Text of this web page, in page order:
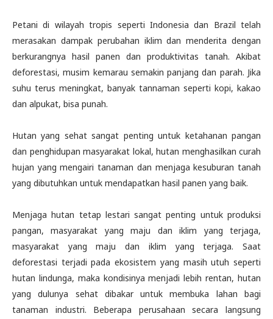
Petani di wilayah tropis seperti Indonesia dan Brazil telah
merasakan dampak perubahan iklim dan menderita dengan
berkurangnya hasil panen dan produktivitas tanah. Akibat
deforestasi, musim kemarau semakin panjang dan parah. Jika
suhu terus meningkat, banyak tannaman seperti kopi, kakao
dan alpukat, bisa punah.
Hutan yang sehat sangat penting untuk ketahanan pangan
dan penghidupan masyarakat lokal, hutan menghasilkan curah
hujan yang mengairi tanaman dan menjaga kesuburan tanah
yang dibutuhkan untuk mendapatkan hasil panen yang baik.
Menjaga hutan tetap lestari sangat penting untuk produksi
pangan, masyarakat yang maju dan iklim yang terjaga,
masyarakat yang maju dan iklim yang terjaga. Saat
deforestasi terjadi pada ekosistem yang masih utuh seperti
hutan lindunga, maka kondisinya menjadi lebih rentan, hutan
yang dulunya sehat dibakar untuk membuka lahan bagi
tanaman industri. Beberapa perusahaan secara langsung